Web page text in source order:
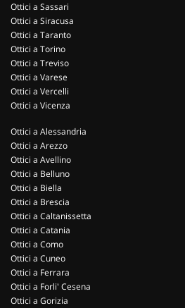
Ottici a Sassari
Ottici a Siracusa
Ottici a Taranto
Ottici a Torino
Ottici a Treviso
Ottici a Varese
Ottici a Vercelli
Ottici a Vicenza
Ottici a Alessandria
Ottici a Arezzo
Ottici a Avellino
Ottici a Belluno
Ottici a Biella
Ottici a Brescia
Ottici a Caltanissetta
Ottici a Catania
Ottici a Como
Ottici a Cuneo
Ottici a Ferrara
Ottici a Forli' Cesena
Ottici a Gorizia